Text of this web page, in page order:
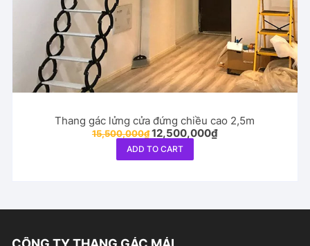
Thang gác lửng cửa đứng chiều cao 2,5m
15,500,000₫Original
price
was:
15,500,000₫.
12,500,000₫Current
price
ADD TO CART